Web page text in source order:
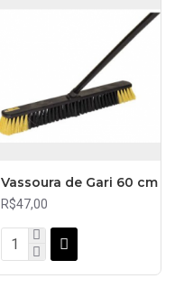
Vassoura de Gari 60 cm
R$47,00